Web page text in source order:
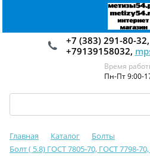
+7 (383) 291-80-
+79139158032,
Время
Пн-Пт 9:00-
Главная Каталог
Болты
Болт ( 5.8) ГОСТ 7805-70, ГОСТ 7798-